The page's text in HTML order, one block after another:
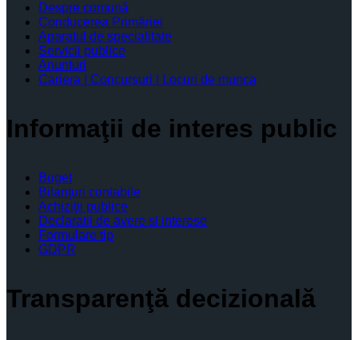
Despre comună
Conducerea Primăriei
Aparatul de specialitate
Servicii publice
Anunturi
Cariera | Concursuri | Locuri de munca
Informaţii de interes public
Buget
Bilanţuri contabile
Achiziţii publice
Declaratii de avere si interese
Formulare tip
GDPR
Transparenţă decizională